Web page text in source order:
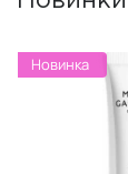
Новинка